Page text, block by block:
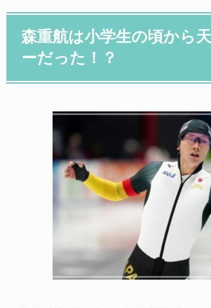
森重航は小学生の頃から
ーだった！？